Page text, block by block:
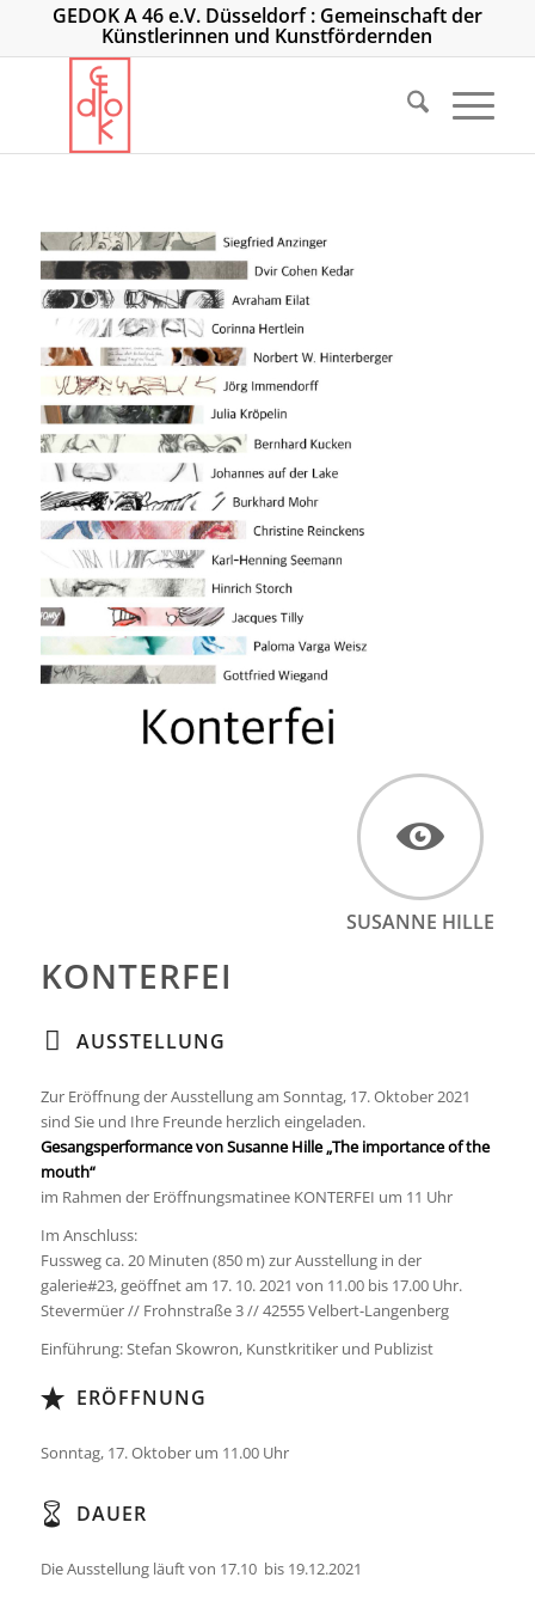
GEDOK A 46 e.V. Düsseldorf : Gemeinschaft der
Künstlerinnen und Kunstfördernden
SUSANNE HILLE
KONTERFEI
AUSSTELLUNG
Zur Eröffnung der Ausstellung am Sonntag, 17. Oktober 2021
sind Sie und Ihre Freunde herzlich eingeladen.
Gesangsperformance von Susanne Hille „The importance of the
mouth“
im Rahmen der Eröffnungsmatinee KONTERFEI um 11 Uhr
Im Anschluss:
Fussweg ca. 20 Minuten (850 m) zur Ausstellung in der
galerie#23, geöffnet am 17. 10. 2021 von 11.00 bis 17.00 Uhr.
Stevermüer // Frohnstraße 3 // 42555 Velbert-Langenberg
Einführung: Stefan Skowron, Kunstkritiker und Publizist
ERÖFFNUNG
Sonntag, 17. Oktober um 11.00 Uhr
DAUER
Die Ausstellung läuft von 17.10 bis 19.12.2021